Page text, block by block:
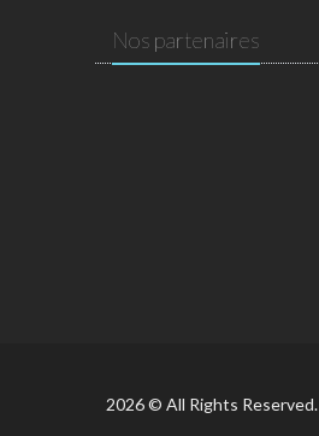
Nos partenaires
2026 © All Rights Reserved.